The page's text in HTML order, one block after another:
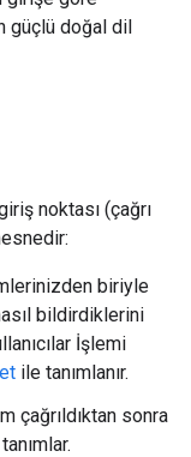
güçlü doğal dil
noktası (çağrı
biriyle
bildirdiklerini
İşlemi
ile tanımlanır.
çağrıldıktan sonra